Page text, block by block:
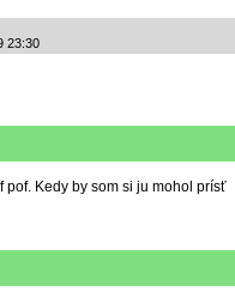
23:30
pof. Kedy by som si ju mohol prísť